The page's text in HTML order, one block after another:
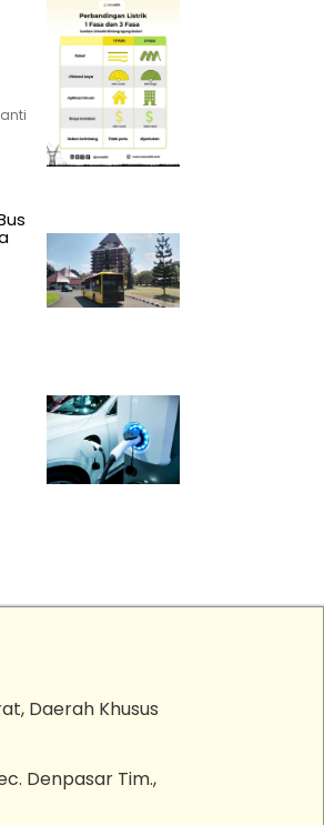
Daerah Khusus
Denpasar Tim.,